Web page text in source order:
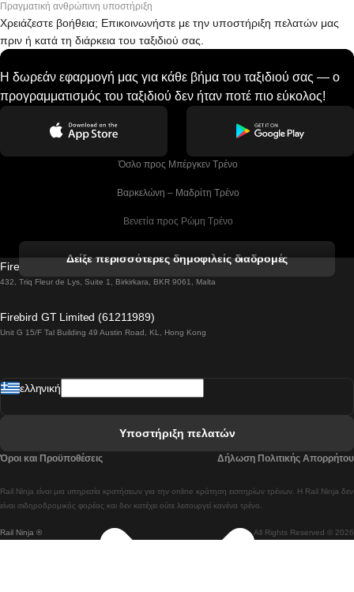
Πραγματική ανθρώπινη υποστήριξη
Χρειάζεστε βοήθεια; Επικοινωνήστε με την υποστήριξη πελατών μας
πριν ή κατά τη διάρκεια του ταξιδιού σας.
Η δωρεάν εφαρμογή μας για κάθε βήμα του ταξιδιού σας — ο
προγραμματισμός του ταξιδιού δεν ήταν ποτέ πιο εύκολος!
Όσλο προς Μπέργκεν Tρένο
Βαρκελώνη – Μαδρίτη Tρένο
Βενετία προς Ρώμη Τρένο
Βιέννη προς Σάλτσμπουργκ Τρένα
Βουδαπέστη προς Πράγα Tρένο
Λισαβόνα προς Λάγος Tρένο
Λισαβόνα προς Μαδρίτη Τρένα
Δείξε περισσότερες δημοφιλείς διαδρομές
Firebird GT Limited (OC 1451)
432, Triq Fleur de Lys, Suite 1, Birkirkara, BKR 9061, Malta
Firebird GT Limited (61211989)
Unit G 15/F Tal Building 49 Austin Road, KL, Hong Kong
Rail Ninja ® All Rights Reserved © 2026
Rail Ninja είναι μια υπηρεσία κρατήσεων για την online κράτηση εισιτηρίων τρένων. Η Rail Ninja δεν
είναι σιδηροδρομικός φορέας και δεν κατέχει ούτε λειτουργεί κανένα τρένο.
ελληνική
Υποστήριξη πελατών
Όροι και Προϋποθέσεις Δήλωση Πολιτικής Απορρήτου